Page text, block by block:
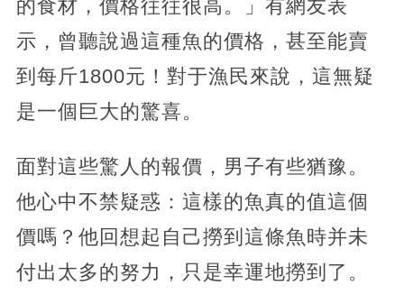
的食材，價格往往很高。」有網友表
示，曾聽說過這種魚的價格，甚至能賣
到每斤1800元！對于漁民來說，這無疑
是一個巨大的驚喜。
面對這些驚人的報價，男子有些猶豫。
他心中不禁疑惑：這樣的魚真的值這個
價嗎？他回想起自己撈到這條魚時并未
付出太多的努力，只是幸運地撈到了。